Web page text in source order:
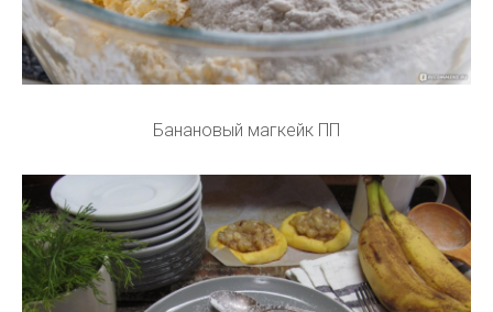
Банановый магкейк ПП